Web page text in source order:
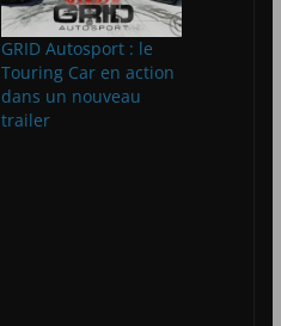
GRID Autosport : le
Touring Car en action
dans un nouveau
trailer